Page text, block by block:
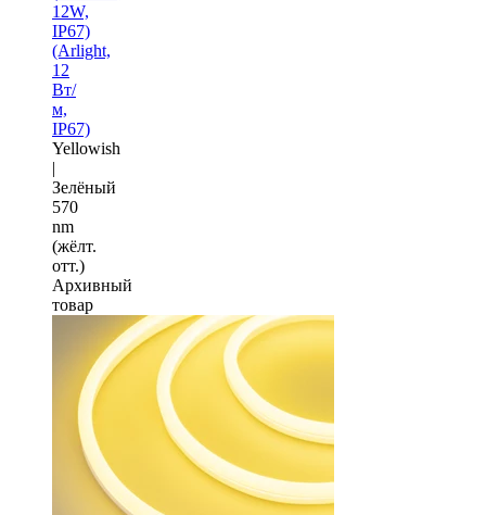
12W,
IP67)
(Arlight,
12
Вт/
м,
IP67)
Yellowish
|
Зелёный
570
nm
(жёлт.
отт.)
Архивный
товар